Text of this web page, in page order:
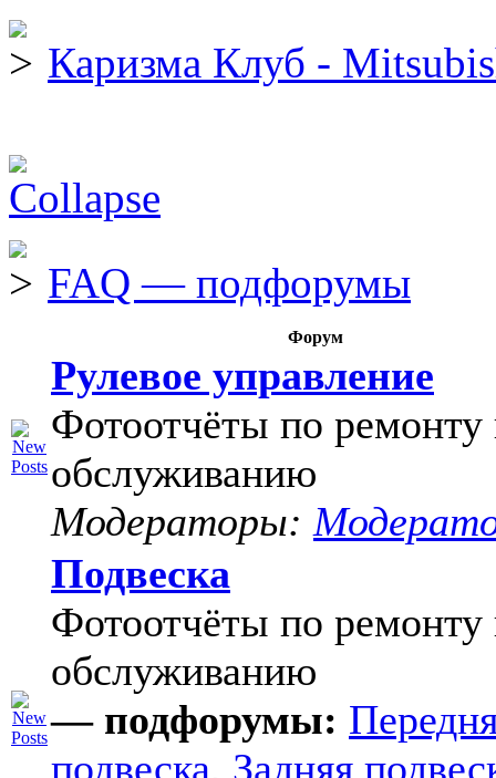
Каризма Клуб -
FAQ — подфорумы
Форум
Рулевое управление
Фотоотчёты по ремонту
обслуживанию
Модераторы:
Подвеска
Фотоотчёты по ремонту
обслуживанию
— подфорумы:
подвеска, Задняя